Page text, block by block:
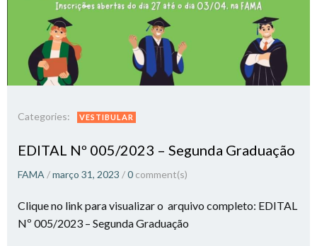
Categories: VESTIBULAR
EDITAL Nº 005/2023 – Segunda Graduação
FAMA /março 31, 2023 /0 comment(s)
Clique no link para visualizar o arquivo completo: EDITAL
Nº 005/2023 – Segunda Graduação